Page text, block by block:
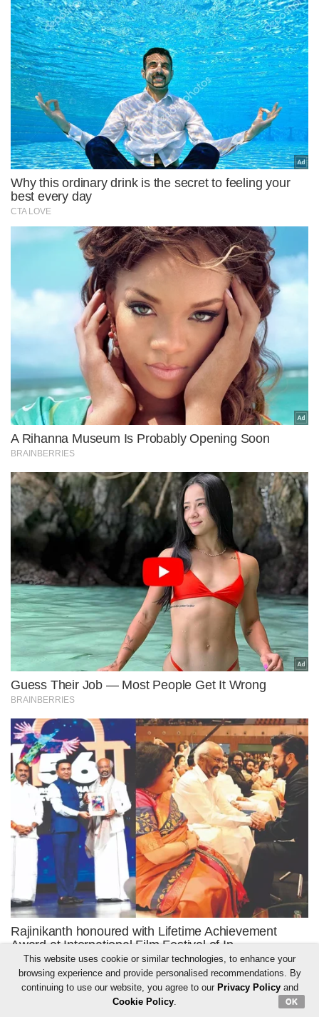
This website uses cookie or similar technologies, to enhance your
browsing experience and provide personalised recommendations. By
continuing to use our website, you agree to our Privacy Policyand
Cookie Policy. OK